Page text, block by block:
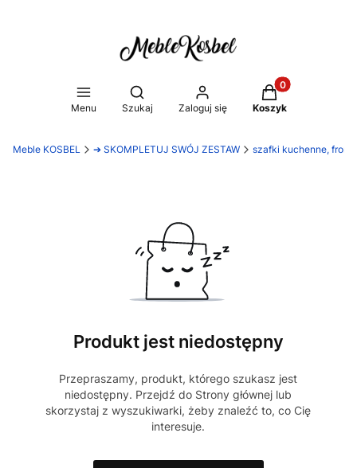
Menu
Otwórz wyszukiwarkę
Szukaj Zaloguj się
Produkty w
Koszyk
Meble KOSBEL ➔ SKOMPLETUJ SWÓJ ZESTAW szafki kuchenne, front
Produkt jest niedostępny
Przepraszamy, produkt, którego szukasz jest
niedostępny. Przejdź do Strony głównej lub
skorzystaj z wyszukiwarki, żeby znaleźć to, co Cię
interesuje.